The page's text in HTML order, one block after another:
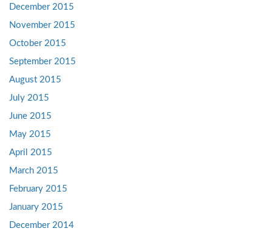
December 2015
November 2015
October 2015
September 2015
August 2015
July 2015
June 2015
May 2015
April 2015
March 2015
February 2015
January 2015
December 2014